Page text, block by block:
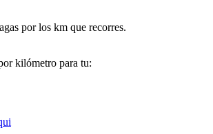
por los km que recorres.
kilómetro para tu: